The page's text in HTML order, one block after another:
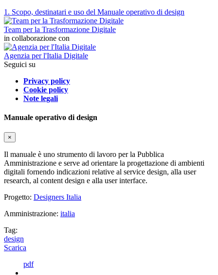
1. Scopo, destinatari e uso del Manuale operativo di design
Team per la Trasformazione Digitale
in collaborazione con
Agenzia per l'Italia Digitale
Seguici su
Privacy policy
Cookie policy
Note legali
Manuale operativo di design
×
Il manuale è uno strumento di lavoro per la Pubblica
Amministrazione e serve ad orientare la progettazione di ambienti
digitali fornendo indicazioni relative al service design, alla user
research, al content design e alla user interface.
Progetto: Designers Italia
Amministrazione: italia
Tag:
design
Scarica
pdf